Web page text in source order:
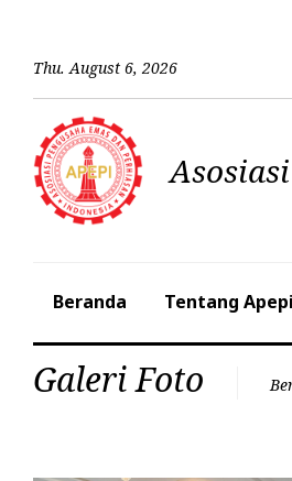
Thu.August 6,2026
Beranda Tentang Apepi
Galeri Foto